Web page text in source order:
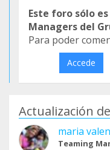
Este foro sólo
Managers del
Para poder
Accede
Actualización
maria
Teaming